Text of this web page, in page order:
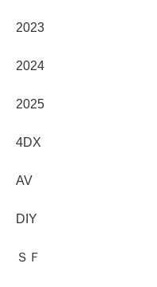
2023
2024
2025
4DX
AV
DIY
ＳＦ